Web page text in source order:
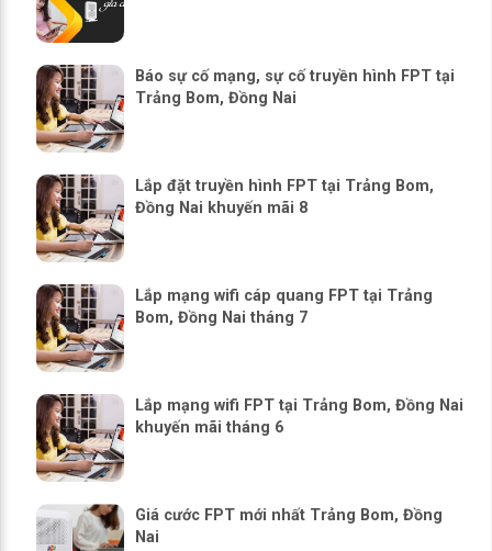
Báo sự cố mạng, sự cố truyền hình FPT tại
Trảng Bom, Đồng Nai
Lắp đặt truyền hình FPT tại Trảng Bom,
Đồng Nai khuyến mãi 8
Lắp mạng wifi cáp quang FPT tại Trảng
Bom, Đồng Nai tháng 7
Lắp mạng wifi FPT tại Trảng Bom, Đồng Nai
khuyến mãi tháng 6
Giá cước FPT mới nhất Trảng Bom, Đồng
Nai